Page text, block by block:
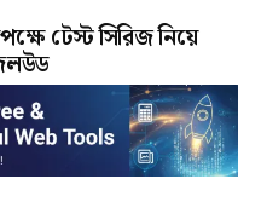
টেস্ট সিরিজ নিয়ে